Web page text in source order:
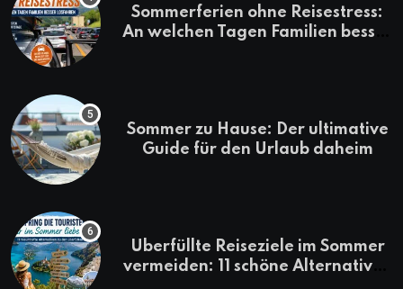
Sommerferien ohne Reisestress:
An welchen Tagen Familien besser
Sommer zu Hause: Der ultimative
Guide für den Urlaub daheim
Überfüllte Reiseziele im Sommer
vermeiden: 11 schöne Alternativen